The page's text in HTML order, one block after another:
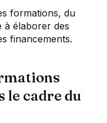
formations, du
à élaborer des
financements.
le cadre du